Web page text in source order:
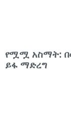
የሟሟ አስማት:
ይፋ ማድረግ